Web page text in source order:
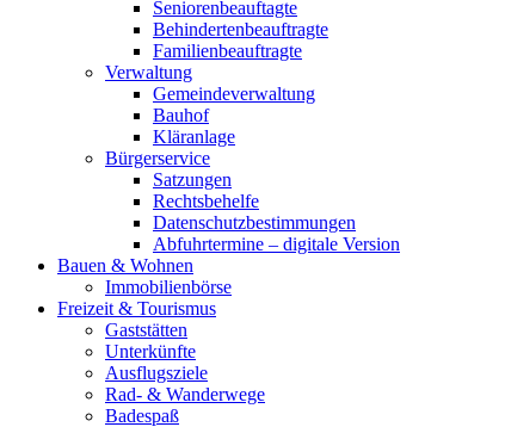
Seniorenbeauftagte
Behindertenbeauftragte
Familienbeauftragte
Verwaltung
Gemeindeverwaltung
Bauhof
Kläranlage
Bürgerservice
Satzungen
Rechtsbehelfe
Datenschutzbestimmungen
Abfuhrtermine – digitale Version
Bauen & Wohnen
Immobilienbörse
Freizeit & Tourismus
Gaststätten
Unterkünfte
Ausflugsziele
Rad- & Wanderwege
Badespaß